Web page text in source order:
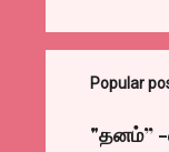
Popular
"தனம்” -